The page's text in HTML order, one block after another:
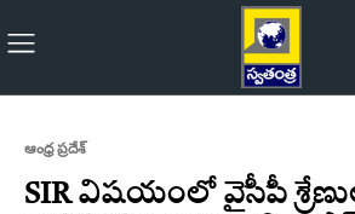
ఆంధ్ర ప్రదేశ్
SIR విషయంలో వైసీపీ